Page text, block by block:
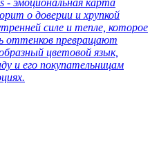
- эмоциональная карта
о доверии и хрупкой
силе и тепле, которое
оттенков превращают
цветовой язык,
и его покупательницам